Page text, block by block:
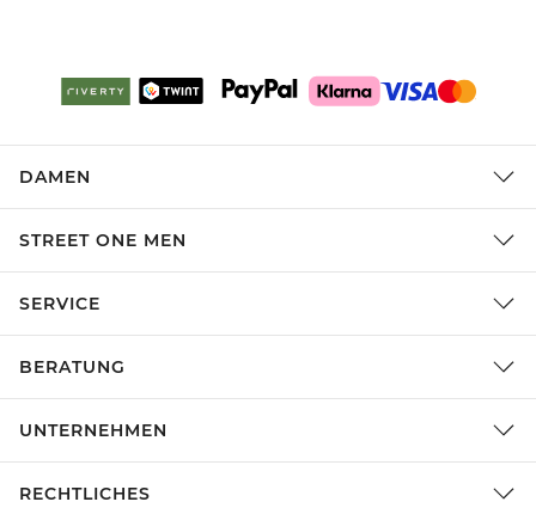
DAMEN
STREET ONE MEN
SERVICE
BERATUNG
UNTERNEHMEN
RECHTLICHES